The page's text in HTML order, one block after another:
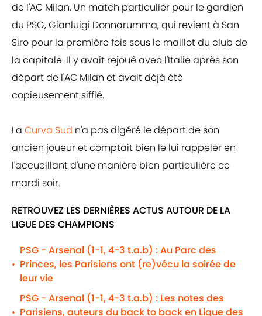
de l'AC Milan. Un match particulier pour le gardien
du PSG, Gianluigi Donnarumma, qui revient à San
Siro pour la première fois sous le maillot du club de
la capitale. Il y avait rejoué avec l'Italie après son
départ de l'AC Milan et avait déjà été
copieusement sifflé.
La Curva Sud n'a pas digéré le départ de son
ancien joueur et comptait bien le lui rappeler en
l'accueillant d'une manière bien particulière ce
mardi soir.
RETROUVEZ LES DERNIÈRES ACTUS AUTOUR DE LA
LIGUE DES CHAMPIONS
•
PSG - Arsenal (1-1, 4-3 t.a.b) : Au Parc des
Princes, les Parisiens ont (re)vécu la soirée de
leur vie
•
PSG - Arsenal (1-1, 4-3 t.a.b) : Les notes des
Parisiens, auteurs du back to back en Ligue des